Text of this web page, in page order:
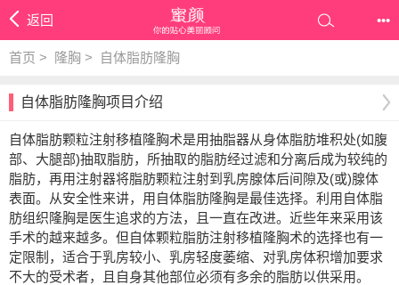
返回 •••
首页 > 隆胸 > 自体脂肪隆胸
自体脂肪隆胸项目介绍
自体脂肪颗粒注射移植隆胸术是用抽脂器从身体脂肪堆积处(如腹
部、大腿部)抽取脂肪，所抽取的脂肪经过滤和分离后成为较纯的
脂肪，再用注射器将脂肪颗粒注射到乳房腺体后间隙及(或)腺体
表面。从安全性来讲，用自体脂肪隆胸是最佳选择。利用自体脂
肪组织隆胸是医生追求的方法，且一直在改进。近些年来采用该
手术的越来越多。但自体颗粒脂肪注射移植隆胸术的选择也有一
定限制，适合于乳房较小、乳房轻度萎缩、对乳房体积增加要求
不大的受术者，且自身其他部位必须有多余的脂肪以供采用。